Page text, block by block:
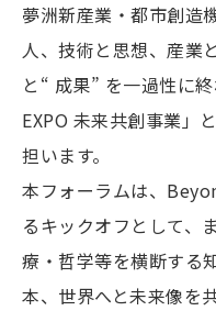
夢洲新産業・都市創造
人、技術と思想、産業
と“ 成果” を一過性に
EXPO 未来共創事業」
担います。
本フォーラムは、
るキックオフとして、
療・哲学等を横断する
本、世界へと未来像を